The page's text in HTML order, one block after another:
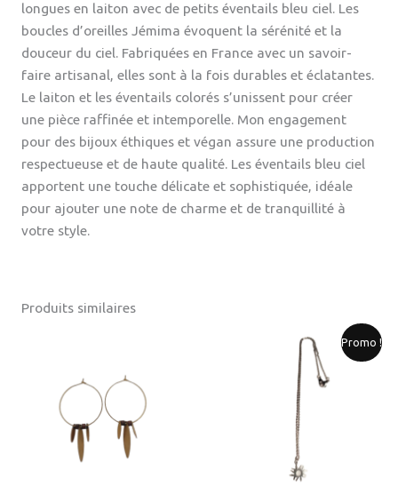
longues en laiton avec de petits éventails bleu ciel. Les
boucles d’oreilles Jémima évoquent la sérénité et la
douceur du ciel. Fabriquées en France avec un savoir-
faire artisanal, elles sont à la fois durables et éclatantes.
Le laiton et les éventails colorés s’unissent pour créer
une pièce raffinée et intemporelle. Mon engagement
pour des bijoux éthiques et végan assure une production
respectueuse et de haute qualité. Les éventails bleu ciel
apportent une touche délicate et sophistiquée, idéale
pour ajouter une note de charme et de tranquillité à
votre style.
Produits similaires
Promo !
Le
prix
actuel
est :
30.00€.